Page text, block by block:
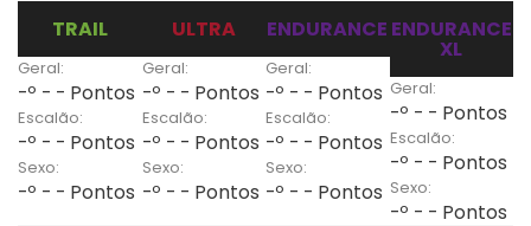
TRAIL
Geral:
-º - - Pontos
Escalão:
-º - - Pontos
Sexo:
-º - - Pontos
ULTRA
Geral:
-º - - Pontos
Escalão:
-º - - Pontos
Sexo:
-º - - Pontos
ENDURANCE
Geral:
-º - - Pontos
Escalão:
-º - - Pontos
Sexo:
-º - - Pontos
ENDURANCE
XL
Geral:
-º - - Pontos
Escalão:
-º - - Pontos
Sexo:
-º - - Pontos